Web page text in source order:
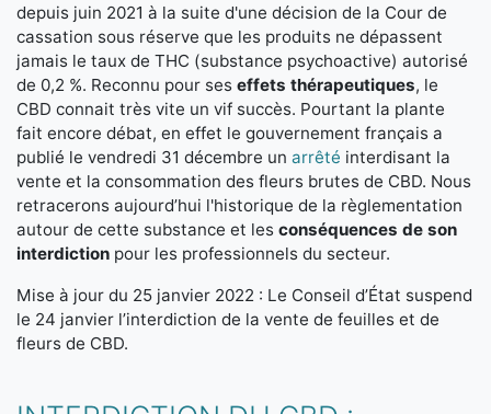
depuis juin 2021 à la suite d'une décision de la Cour de
cassation sous réserve que les produits ne dépassent
jamais le taux de THC (substance psychoactive) autorisé
de 0,2 %. Reconnu pour ses effets thérapeutiques, le
CBD connait très vite un vif succès. Pourtant la plante
fait encore débat, en effet le gouvernement français a
publié le vendredi 31 décembre un arrêté interdisant la
vente et la consommation des fleurs brutes de CBD. Nous
retracerons aujourd’hui l'historique de la règlementation
autour de cette substance et les conséquences de son
interdiction pour les professionnels du secteur.
Mise à jour du 25 janvier 2022 : Le Conseil d’État suspend
le 24 janvier l’interdiction de la vente de feuilles et de
fleurs de CBD.